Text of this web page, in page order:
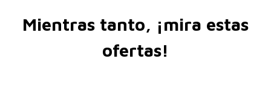
Mientras tanto, ¡mira estas
ofertas!